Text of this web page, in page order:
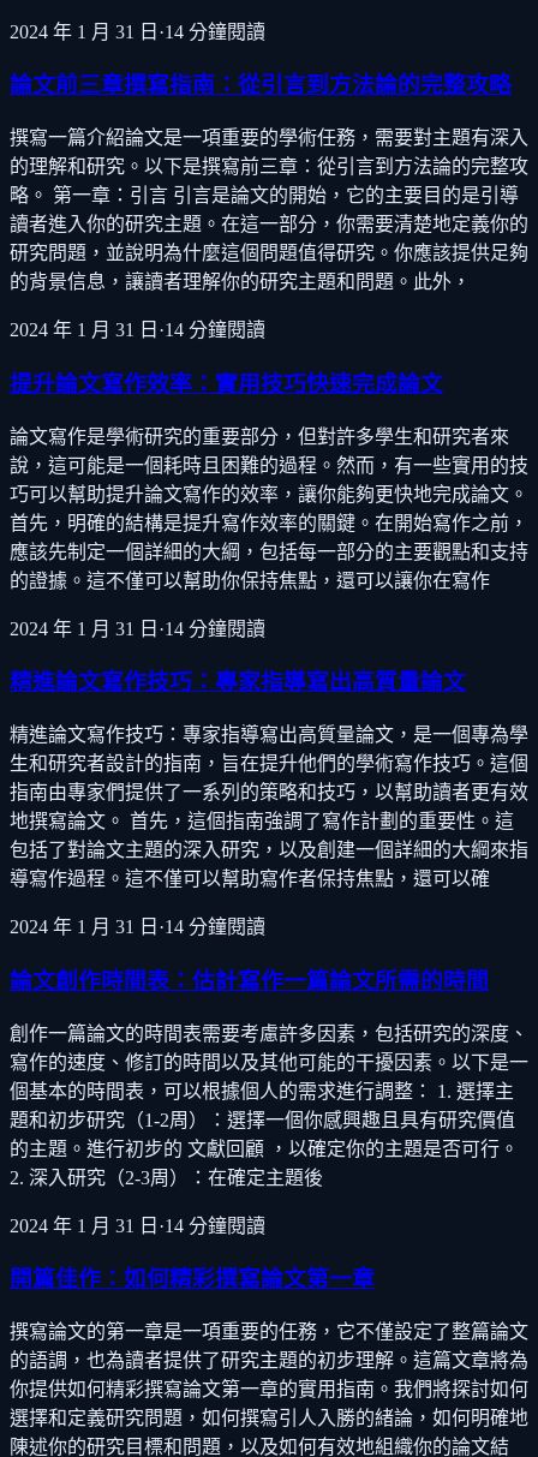
2024 年 1 月 31 日 ·14 分鐘閱讀
論文前三章撰寫指南：從引言到方法論的完整攻略
撰寫一篇介紹論文是一項重要的學術任務，需要對主題有深入
的理解和研究。以下是撰寫前三章：從引言到方法論的完整攻
略。 第一章：引言 引言是論文的開始，它的主要目的是引導
讀者進入你的研究主題。在這一部分，你需要清楚地定義你的
研究問題，並說明為什麼這個問題值得研究。你應該提供足夠
的背景信息，讓讀者理解你的研究主題和問題。此外，
2024 年 1 月 31 日 ·14 分鐘閱讀
提升論文寫作效率：實用技巧快速完成論文
論文寫作是學術研究的重要部分，但對許多學生和研究者來
說，這可能是一個耗時且困難的過程。然而，有一些實用的技
巧可以幫助提升論文寫作的效率，讓你能夠更快地完成論文。
首先，明確的結構是提升寫作效率的關鍵。在開始寫作之前，
應該先制定一個詳細的大綱，包括每一部分的主要觀點和支持
的證據。這不僅可以幫助你保持焦點，還可以讓你在寫作
2024 年 1 月 31 日 ·14 分鐘閱讀
精進論文寫作技巧：專家指導寫出高質量論文
精進論文寫作技巧：專家指導寫出高質量論文，是一個專為學
生和研究者設計的指南，旨在提升他們的學術寫作技巧。這個
指南由專家們提供了一系列的策略和技巧，以幫助讀者更有效
地撰寫論文。 首先，這個指南強調了寫作計劃的重要性。這
包括了對論文主題的深入研究，以及創建一個詳細的大綱來指
導寫作過程。這不僅可以幫助寫作者保持焦點，還可以確
2024 年 1 月 31 日 ·14 分鐘閱讀
論文創作時間表：估計寫作一篇論文所需的時間
創作一篇論文的時間表需要考慮許多因素，包括研究的深度、
寫作的速度、修訂的時間以及其他可能的干擾因素。以下是一
個基本的時間表，可以根據個人的需求進行調整： 1. 選擇主
題和初步研究（1-2周）：選擇一個你感興趣且具有研究價值
的主題。進行初步的 文獻回顧 ，以確定你的主題是否可行。
2. 深入研究（2-3周）：在確定主題後
2024 年 1 月 31 日 ·14 分鐘閱讀
開篇佳作：如何精彩撰寫論文第一章
撰寫論文的第一章是一項重要的任務，它不僅設定了整篇論文
的語調，也為讀者提供了研究主題的初步理解。這篇文章將為
你提供如何精彩撰寫論文第一章的實用指南。我們將探討如何
選擇和定義研究問題，如何撰寫引人入勝的緒論，如何明確地
陳述你的研究目標和問題，以及如何有效地組織你的論文結